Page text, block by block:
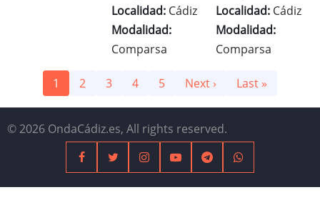
Localidad: Cádiz
Modalidad:
Comparsa
Localidad: Cádiz
Modalidad:
Comparsa
Paginación
Page
1 Page
2 Page
3 Page
4 Page
5 Siguiente
Next › Última
Last »
© 2026 OndaCádiz.es, All rights reserved.